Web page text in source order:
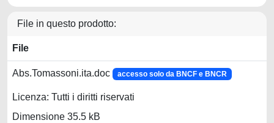
File in questo prodotto:
File
Abs.Tomassoni.ita.doc accesso solo da BNCF e BNCR
Licenza: Tutti i diritti riservati
Dimensione 35.5 kB